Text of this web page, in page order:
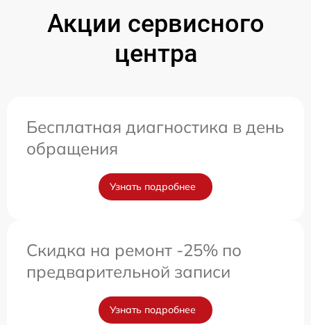
Акции сервисного
центра
Бесплатная диагностика в день
обращения
Узнать подробнее
Скидка на ремонт -25% по
предварительной записи
Узнать подробнее